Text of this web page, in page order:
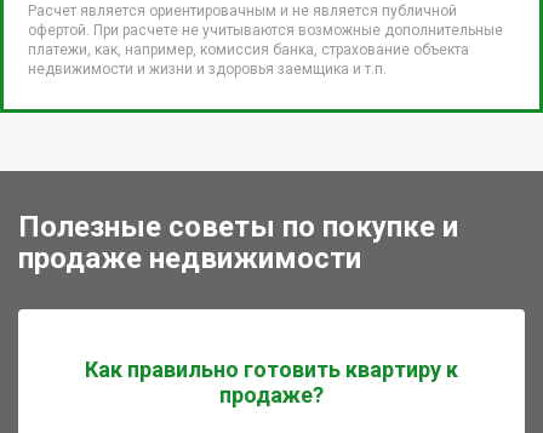
Расчет является ориентировачным и не является публичной
офертой. При расчете не учитываются возможные дополнительные
платежи, как, например, комиссия банка, страхование объекта
недвижимости и жизни и здоровья заемщика и т.п.
Полезные советы по покупке и
продаже недвижимости
Как правильно готовить квартиру к
продаже?